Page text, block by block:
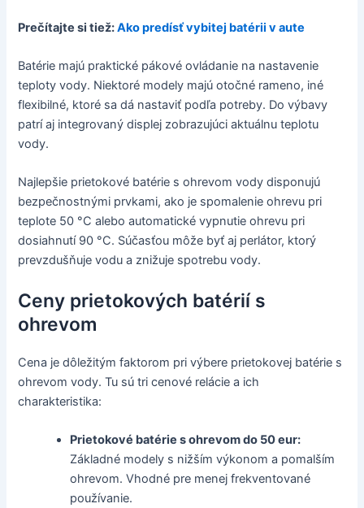
Prečítajte si tiež:Ako predísť vybitej batérii v aute
Batérie majú praktické pákové ovládanie na nastavenie
teploty vody. Niektoré modely majú otočné rameno, iné
flexibilné, ktoré sa dá nastaviť podľa potreby. Do výbavy
patrí aj integrovaný displej zobrazujúci aktuálnu teplotu
vody.
Najlepšie prietokové batérie s ohrevom vody disponujú
bezpečnostnými prvkami, ako je spomalenie ohrevu pri
teplote 50 °C alebo automatické vypnutie ohrevu pri
dosiahnutí 90 °C. Súčasťou môže byť aj perlátor, ktorý
prevzdušňuje vodu a znižuje spotrebu vody.
Ceny prietokových batérií s
ohrevom
Cena je dôležitým faktorom pri výbere prietokovej batérie s
ohrevom vody. Tu sú tri cenové relácie a ich
charakteristika:
Prietokové batérie s ohrevom do 50 eur:
Základné modely s nižším výkonom a pomalším
ohrevom. Vhodné pre menej frekventované
používanie.